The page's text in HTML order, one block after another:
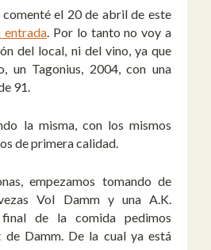
el 20 de abril de este
entrada. Por lo tanto no voy a
del local, ni del vino, ya que
un Tagonius, 2004, con una
91.
la misma, con los mismos
de primera calidad.
empezamos tomando de
Vol Damm y una A.K.
de la comida pedimos
de Damm. De la cual ya está